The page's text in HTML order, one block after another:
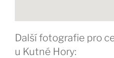
Další fotografie pro
u Kutné Hory: